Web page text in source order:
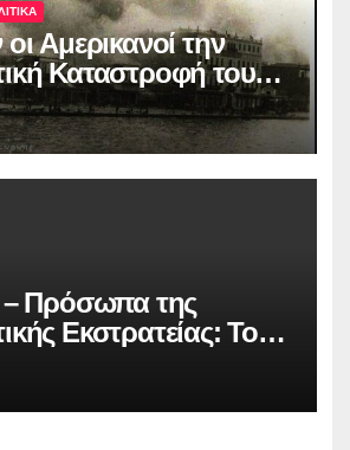
Αμερικανοί την
Καταστροφή του
– Πρόσωπα της
Εκστρατείας: Το
έγινε πραγματικότητα